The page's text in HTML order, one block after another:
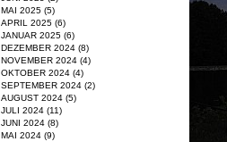
MAI 2025 (5)
APRIL 2025 (6)
JANUAR 2025 (6)
DEZEMBER 2024 (8)
NOVEMBER 2024 (4)
OKTOBER 2024 (4)
SEPTEMBER 2024 (2)
AUGUST 2024 (5)
JULI 2024 (11)
JUNI 2024 (8)
MAI 2024 (9)